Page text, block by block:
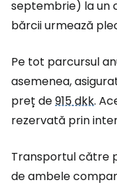
septembrie) la un
bărcii urmează
Pe tot parcursul
asemenea,
preț de915 dkk.
rezervată prin
Transportul către
de ambele